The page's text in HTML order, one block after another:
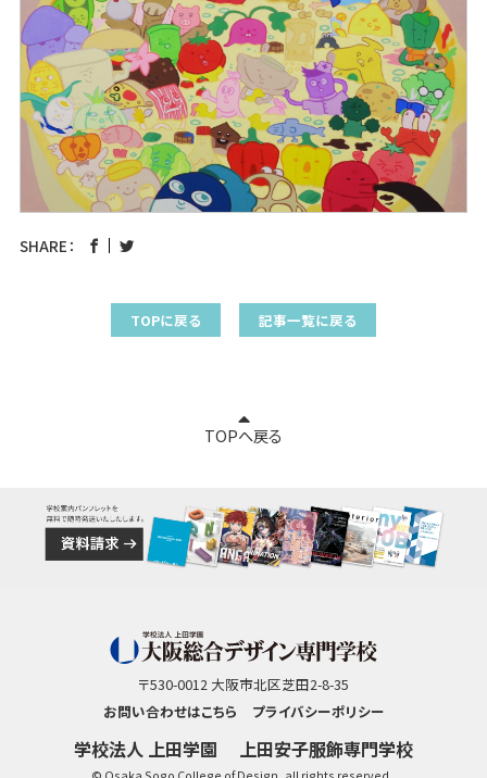
SHARE：
TOPに戻る 記事一覧に戻る
TOPへ戻る
〒530-0012 大阪市北区芝田2-8-35
お問い合わせはこちら
プライバシーポリシー
学校法人 上田学園 上田安子服飾専門学校